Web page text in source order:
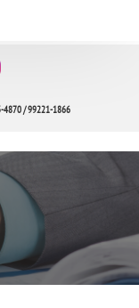
4870 / 99221-1866